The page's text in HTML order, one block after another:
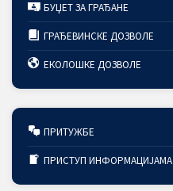
БУЏЕТ ЗА ГРАЂАНЕ
ГРАЂЕВИНСКЕ ДОЗВОЛЕ
ЕКОЛОШКЕ ДОЗВОЛЕ
ПРИТУЖБЕ
ПРИСТУП ИНФОРМАЦИЈАМА